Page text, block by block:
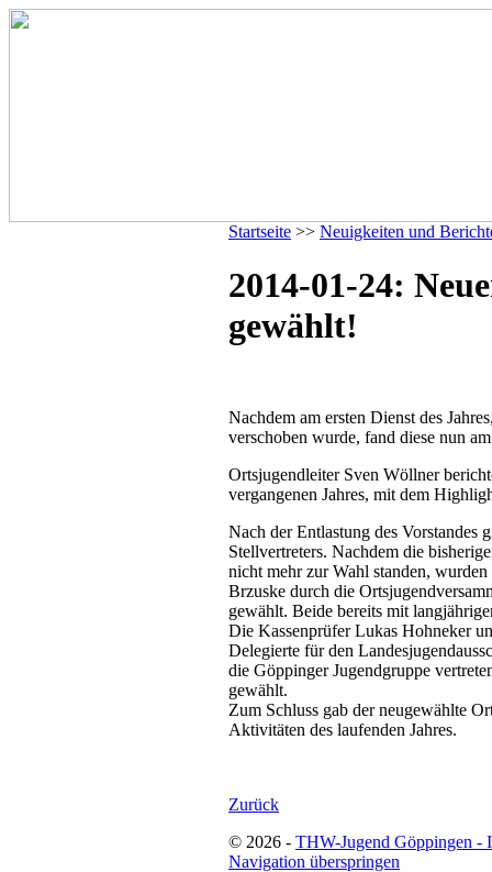
Startseite >> Neuigkeiten und
2014-01-24:
gewählt!
Nachdem am ersten Dienst des
verschoben wurde, fand diese nun
Ortsjugendleiter Sven Wöllner
vergangenen Jahres, mit dem
Nach der Entlastung des Vorstandes
Stellvertreters. Nachdem die
nicht mehr zur Wahl standen,
Brzuske durch die
gewählt. Beide bereits mit
Die Kassenprüfer Lukas Hohneker
Delegierte für den
die Göppinger Jugendgruppe
gewählt.
Zum Schluss gab der neugewählte
Aktivitäten des laufenden Jahres.
Zurück
© 2026 - THW-Jugend Göppingen -
Navigation überspringen